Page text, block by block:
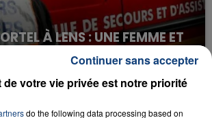
À LENS : UNE FEMME ET
LA VIE ET LA...
immolé par le feu après avoir
et leur bébé de trois mois
de votre vie privée est notre priorité
do the following data processing based on
Continuer sans accepter